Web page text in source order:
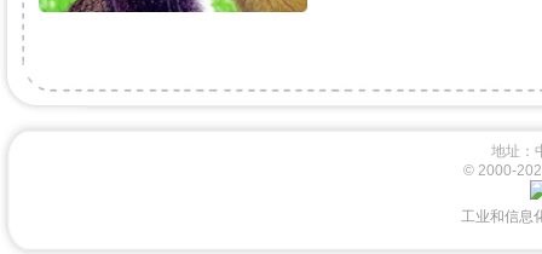
地址
© 2000-
工业和信息